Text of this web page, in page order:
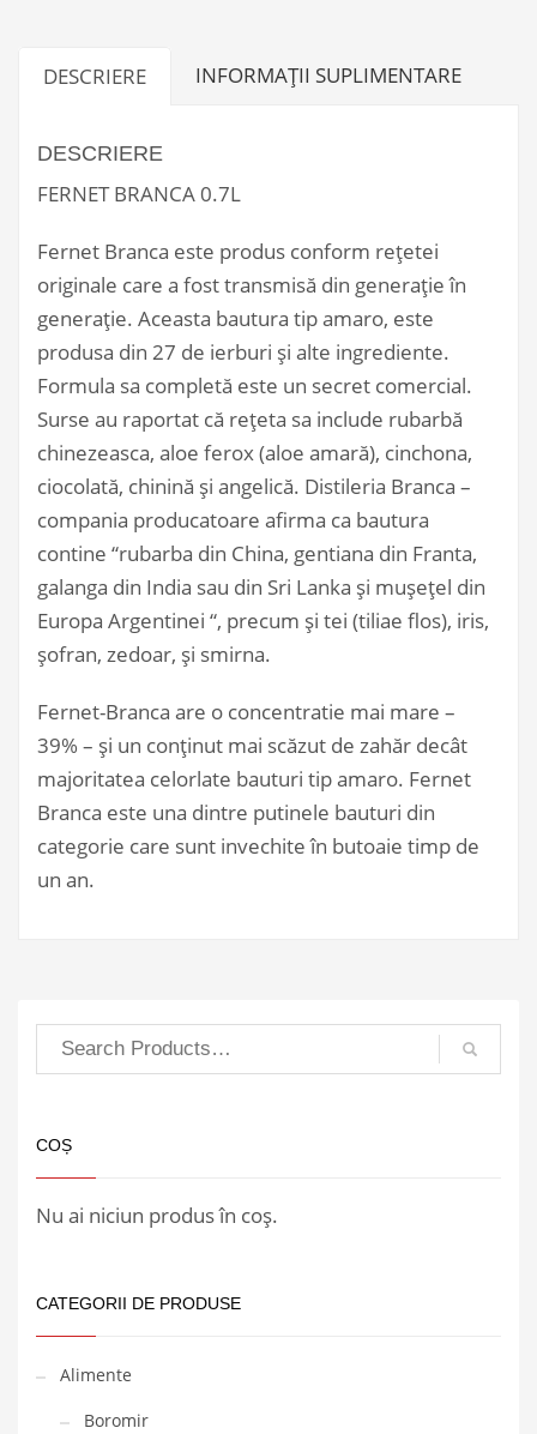
DESCRIERE INFORMAȚII SUPLIMENTARE
DESCRIERE
FERNET BRANCA 0.7L
Fernet Branca este produs conform rețetei
originale care a fost transmisă din generație în
generație. Aceasta bautura tip amaro, este
produsa din 27 de ierburi și alte ingrediente.
Formula sa completă este un secret comercial.
Surse au raportat că rețeta sa include rubarbă
chinezeasca, aloe ferox (aloe amară), cinchona,
ciocolată, chinină și angelică. Distileria Branca –
compania producatoare afirma ca bautura
contine “rubarba din China, gentiana din Franta,
galanga din India sau din Sri Lanka și mușețel din
Europa Argentinei “, precum și tei (tiliae flos), iris,
șofran, zedoar, și smirna.
Fernet-Branca are o concentratie mai mare –
39% – și un conținut mai scăzut de zahăr decât
majoritatea celorlate bauturi tip amaro. Fernet
Branca este una dintre putinele bauturi din
categorie care sunt invechite în butoaie timp de
un an.
COȘ
Nu ai niciun produs în coș.
CATEGORII DE PRODUSE
Alimente
Boromir